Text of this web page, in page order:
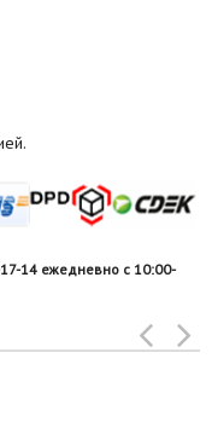
14 ежедневно с 10:00-